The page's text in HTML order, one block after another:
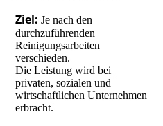
Ziel: Je nach den
durchzuführenden
Reinigungsarbeiten
verschieden.
Die Leistung wird bei
privaten, sozialen und
wirtschaftlichen Unternehmen
erbracht.